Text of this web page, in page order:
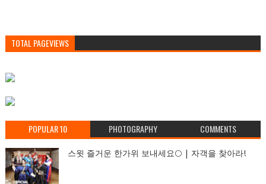
TOTAL PAGEVIEWS
POPULAR 10 PHOTOGRAPHY COMMENTS
스윗 즐거운 한가위 보내세요🌕 | 자객을 찾아라!